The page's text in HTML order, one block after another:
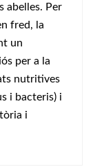
abelles. Per
fred, la
un
per a la
nutritives
i bacteris) i
i